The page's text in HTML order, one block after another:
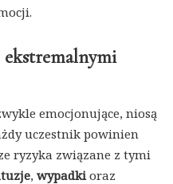
ekstremalnymi
emocjonujące, niosą
uczestnik powinien
ryzyka związane z tymi
, wypadki oraz